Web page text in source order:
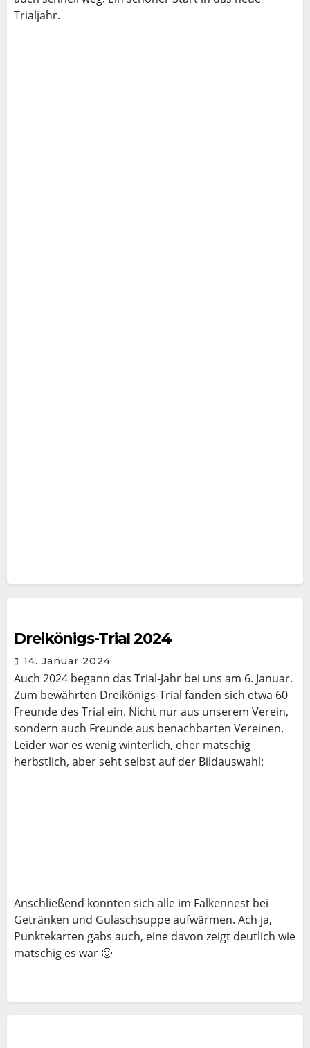
Trialjahr.
Dreikönigs-Trial 2024
14. Januar 2024
Auch 2024 begann das Trial-Jahr bei uns am 6. Januar.
Zum bewährten Dreikönigs-Trial fanden sich etwa 60
Freunde des Trial ein. Nicht nur aus unserem Verein,
sondern auch Freunde aus benachbarten Vereinen.
Leider war es wenig winterlich, eher matschig
herbstlich, aber seht selbst auf der Bildauswahl:
Anschließend konnten sich alle im Falkennest bei
Getränken und Gulaschsuppe aufwärmen. Ach ja,
Punktekarten gabs auch, eine davon zeigt deutlich wie
matschig es war 🙂